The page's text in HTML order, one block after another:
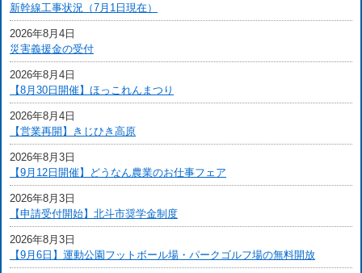
新幹線工事状況（7月1日現在）
2026年8月4日
災害義援金の受付
2026年8月4日
【8月30日開催】ほっこれんまつり
2026年8月4日
【営業再開】きじひき高原
2026年8月3日
【9月12日開催】どうなん農業のお仕事フェア
2026年8月3日
【申請受付開始】北斗市奨学金制度
2026年8月3日
【9月6日】運動公園フットボール場・パークゴルフ場の無料開放